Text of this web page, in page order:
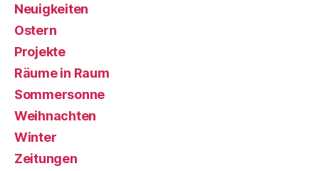
Neuigkeiten
Ostern
Projekte
Räume in Raum
Sommersonne
Weihnachten
Winter
Zeitungen